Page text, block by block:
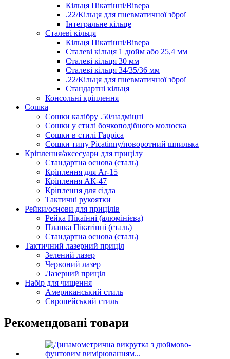
Кільця Пікатінні/Вівера
.22/Кільця для пневматичної зброї
Інтегральне кільце
Сталеві кільця
Кільця Пікатінні/Вівера
Сталеві кільця 1 дюйм або 25,4 мм
Сталеві кільця 30 мм
Сталеві кільця 34/35/36 мм
.22/Кільця для пневматичної зброї
Стандартні кільця
Консольні кріплення
Сошка
Сошки калібру .50/надміцні
Сошки у стилі бочкоподібного молюска
Сошки в стилі Гарріса
Сошки типу Picatinny/поворотний шпилька
Кріплення/аксесуари для прицілу
Стандартна основа (сталь)
Кріплення для Ar-15
Кріплення АК-47
Кріплення для сідла
Тактичні рукоятки
Рейки/основи для прицілів
Рейка Пікаїнні (алюмінієва)
Планка Пікатінні (сталь)
Стандартна основа (сталь)
Тактичний лазерний приціл
Зелений лазер
Червоний лазер
Лазерний приціл
Набір для чищення
Американський стиль
Європейський стиль
Рекомендовані товари